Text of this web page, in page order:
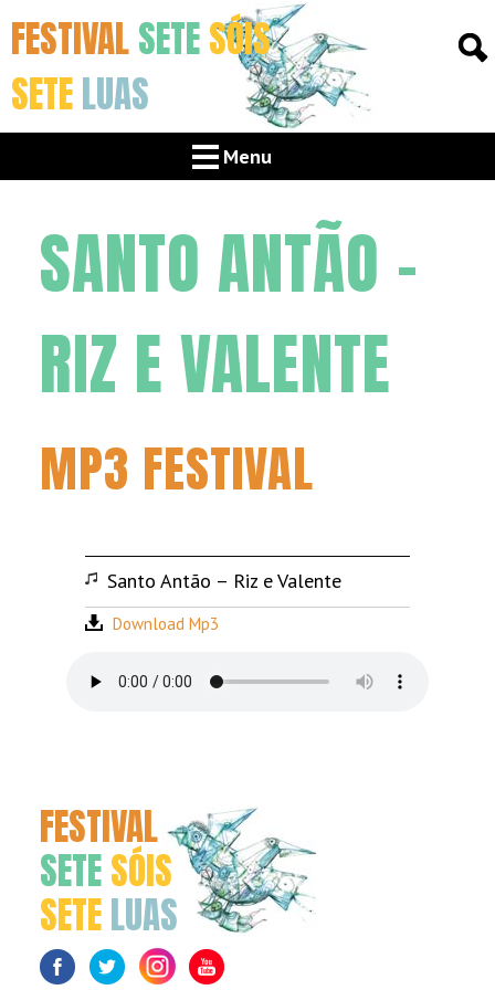
FESTIVALSETESÓIS
SETELUAS
Menu
SANTO ANTÃO –
RIZ E VALENTE
MP3 FESTIVAL
Santo Antão – Riz e Valente
Download Mp3
FESTIVAL
SETESÓIS
SETELUAS
FacebookTwitterInstagram